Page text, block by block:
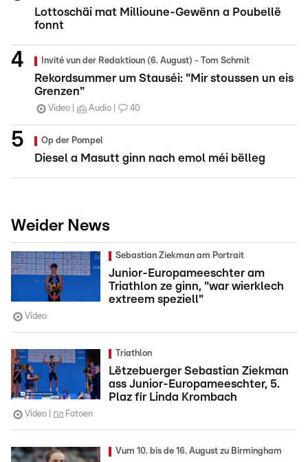
Lottoschäi mat Millioune-Gewënn a Poubellë
fonnt
Invité vun der Redaktioun (6. August) - Tom Schmit
Rekordsummer um Stauséi: "Mir stoussen un eis
Grenzen"
Video Audio 40
Op der Pompel
Diesel a Masutt ginn nach emol méi bëlleg
Weider News
Sebastian Ziekman am Portrait
Junior-Europameeschter am
Triathlon ze ginn, "war wierklech
extreem speziell"
Video
Triathlon
Lëtzebuerger Sebastian Ziekman
ass Junior-Europameeschter, 5.
Plaz fir Linda Krombach
Video Fotoen
Vum 10. bis de 16. August zu Birmingham